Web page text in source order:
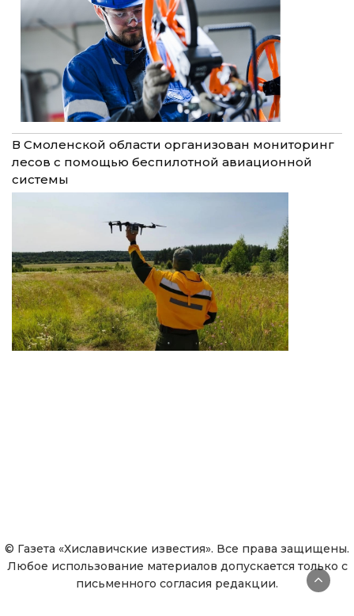
В Смоленской области организован мониторинг
лесов с помощью беспилотной авиационной
системы
© Газета «Хиславичские известия». Все права защищены.
Любое использование материалов допускается только с
письменного согласия редакции.